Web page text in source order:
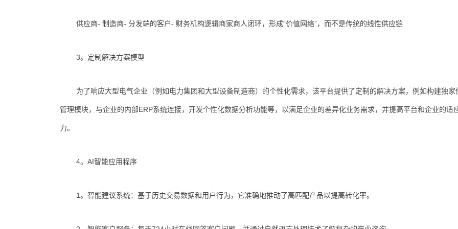
供应商- 制造商- 分发端的客户- 财务机构逻辑商家商人闭环，形成“价值网络”，而不是传统的线性供应链
3。定制解决方案模型
为了响应大型电气企业（例如电力集团和大型设备制造商）的个性化需求，该平台提供了定制的解决方案，例如构建独家
管理模块，与企业的内部ERP系统连接，开发个性化数据分析功能等，以满足企业的差异化业务需求，并提高平台和企业的适
力。
4。AI智能应用程序
1。智能建议系统：基于历史交易数据和用户行为，它准确地推动了高匹配产品以提高转化率。